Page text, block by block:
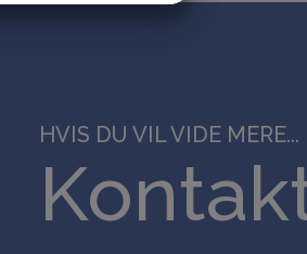
HVIS DU VIL VIDE MERE...